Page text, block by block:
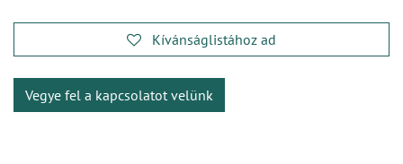
Kívánságlistához ad
Vegye fel a kapcsolatot velünk